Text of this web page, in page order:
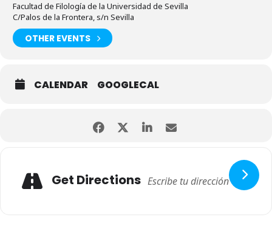
Facultad de Filología de la Universidad de Sevilla
C/Palos de la Frontera, s/n Sevilla
OTHER EVENTS
CALENDAR GOOGLECAL
Get Directions